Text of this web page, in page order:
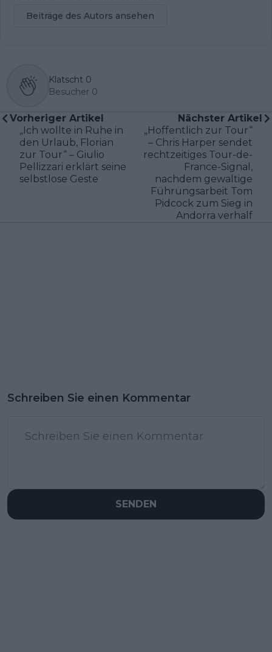
Beiträge des Autors ansehen
Klatscht 0
Besucher 0
Vorheriger Artikel
„Ich wollte in Ruhe in
den Urlaub, Florian
zur Tour“ – Giulio
Pellizzari erklärt seine
selbstlose Geste
Nächster Artikel
„Hoffentlich zur Tour“
– Chris Harper sendet
rechtzeitiges Tour-de-
France-Signal,
nachdem gewaltige
Führungsarbeit Tom
Pidcock zum Sieg in
Andorra verhalf
Schreiben Sie einen Kommentar
SENDEN